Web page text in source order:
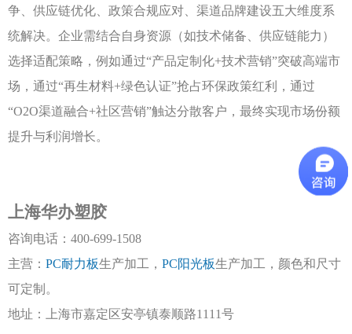
争、供应链优化、政策合规应对、渠道品牌建设五大维度系
统解决。企业需结合自身资源（如技术储备、供应链能力）
选择适配策略，例如通过“产品定制化+技术营销”突破高端市
场，通过“再生材料+绿色认证”抢占环保政策红利，通过
“O2O渠道融合+社区营销”触达分散客户，最终实现市场份额
提升与利润增长。
上海华办塑胶
咨询电话： 400-699-1508
主营： PC耐力板生产加工， PC阳光板生产加工，颜色和尺寸
可定制。
地址：上海市嘉定区安亭镇泰顺路1111号